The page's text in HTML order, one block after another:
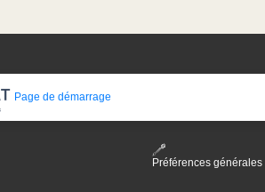
Page de démarrage
Préférences générales